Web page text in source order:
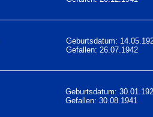
Geburtsdatum:
Gefallen: 26.07.1942
Geburtsdatum:
Gefallen: 30.08.1941